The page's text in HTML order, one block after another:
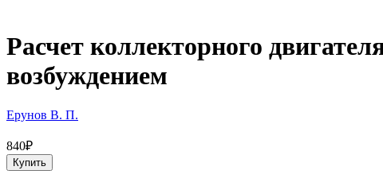
Расчет коллекторного
возбуждением
Ерунов В. П.
840₽
Купить